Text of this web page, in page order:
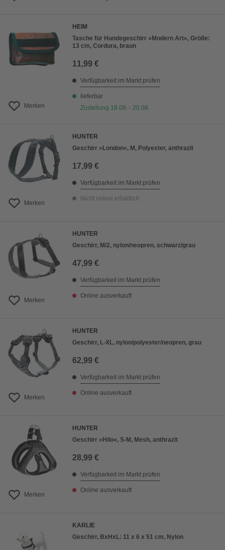
Merken
HEIM
Tasche für Hundegeschirr »Modern Art«, Größe:
13 cm, Cordura, braun
11,99 €
Verfügbarkeit im Markt prüfen
lieferbar
Zustellung 18.08. - 20.08.
Merken
HUNTER
Geschirr »London«, M, Polyester, anthrazit
17,99 €
Verfügbarkeit im Markt prüfen
Nicht online erhältlich
Merken
HUNTER
Geschirr, M/2, nylon/neopren, schwarz/grau
47,99 €
Verfügbarkeit im Markt prüfen
Online ausverkauft
Merken
HUNTER
Geschirr, L-XL, nylon/polyester/neopren, grau
62,99 €
Verfügbarkeit im Markt prüfen
Online ausverkauft
Merken
HUNTER
Geschirr »Hilo«, S-M, Mesh, anthrazit
28,99 €
Verfügbarkeit im Markt prüfen
Online ausverkauft
KARLIE
Geschirr, BxHxL: 11 x 6 x 51 cm, Nylon